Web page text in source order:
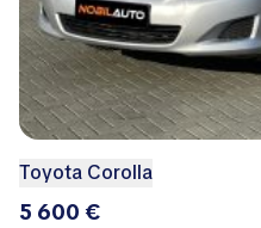
Toyota Corolla
5 600 €